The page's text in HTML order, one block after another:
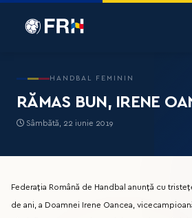
HANDBAL FEMININ
RĂMAS BUN, IRENE
Sâmbătă, 22 iunie 2019
Federația Română de Handbal anunță cu
de ani, a Doamnei Irene Oancea,